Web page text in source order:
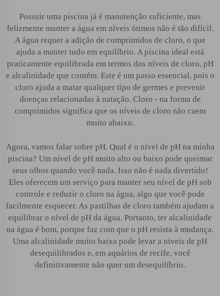
Possuir uma piscina já é manutenção suficiente, mas
felizmente manter a água em níveis ótimos não é tão difícil.
A água requer a adição de comprimidos de cloro, o que
ajuda a manter tudo em equilíbrio. A piscina ideal está
praticamente equilibrada em termos dos níveis de cloro, pH
e alcalinidade que contém. Este é um passo essencial, pois o
cloro ajuda a matar qualquer tipo de germes e prevenir
doenças relacionadas à natação. Cloro - na forma de
comprimidos significa que os níveis de cloro não caem
muito abaixo.
Agora, vamos falar sobre pH. Qual é o nível de pH na minha
piscina? Um nível de pH muito alto ou baixo pode queimar
seus olhos quando você nada. Isso não é nada divertido!
Eles oferecem um serviço para manter seu nível de pH sob
controle e reduzir o cloro na água, algo que você pode
facilmente esquecer. As pastilhas de cloro também ajudam a
equilibrar o nível de pH da água. Portanto, ter alcalinidade
na água é bom, porque faz com que o pH resista à mudança.
Uma alcalinidade muito baixa pode levar a níveis de pH
desequilibrados e, em aquários de recife, você
definitivamente não quer um desequilíbrio.